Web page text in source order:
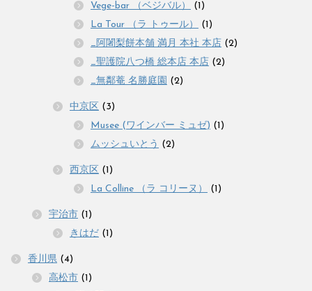
Vege-bar （ベジバル）
(1)
La Tour （ラ トゥール）
(1)
_阿闍梨餅本舗 満月 本社 本店 (2)
_聖護院八つ橋 総本店 本店 (2)
_無鄰菴 名勝庭園 (2)
中京区 (3)
Musee (ワインバー ミュゼ) (1)
ムッシュいとう (2)
西京区 (1)
La Colline （ラ コリーヌ）
(1)
宇治市 (1)
きはだ (1)
香川県 (4)
高松市 (1)